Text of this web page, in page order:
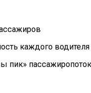
каждого водителя
пик»